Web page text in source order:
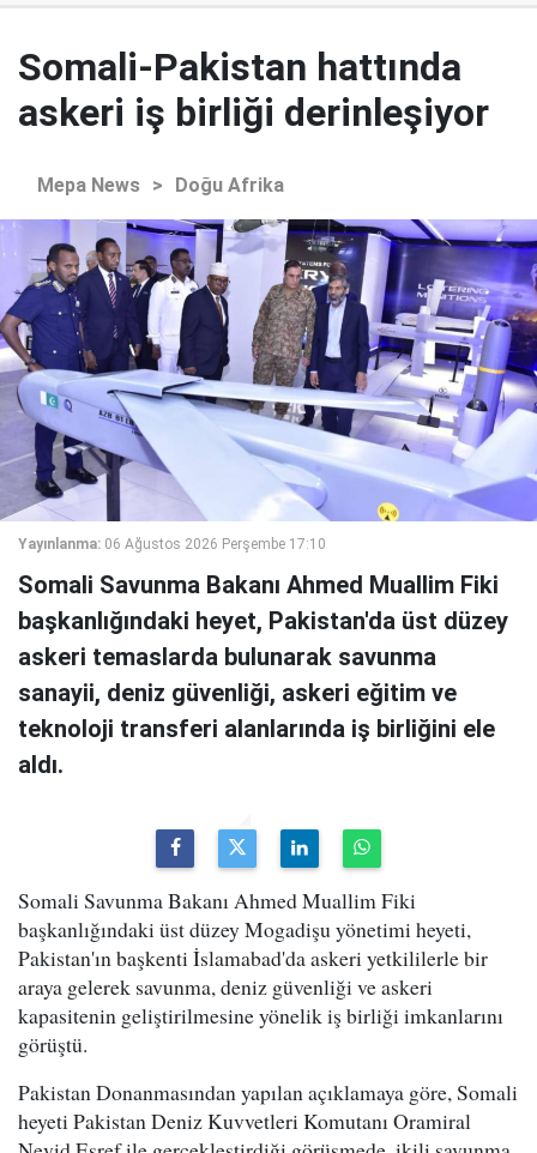
Somali-Pakistan hattında
askeri iş birliği derinleşiyor
Mepa News > Doğu Afrika
Yayınlanma: 06 Ağustos 2026 Perşembe 17:10
Somali Savunma Bakanı Ahmed Muallim Fiki
başkanlığındaki heyet, Pakistan'da üst düzey
askeri temaslarda bulunarak savunma
sanayii, deniz güvenliği, askeri eğitim ve
teknoloji transferi alanlarında iş birliğini ele
aldı.
Somali Savunma Bakanı Ahmed Muallim Fiki
başkanlığındaki üst düzey Mogadişu yönetimi heyeti,
Pakistan'ın başkenti İslamabad'da askeri yetkililerle bir
araya gelerek savunma, deniz güvenliği ve askeri
kapasitenin geliştirilmesine yönelik iş birliği imkanlarını
görüştü.
Pakistan Donanmasından yapılan açıklamaya göre, Somali
heyeti Pakistan Deniz Kuvvetleri Komutanı Oramiral